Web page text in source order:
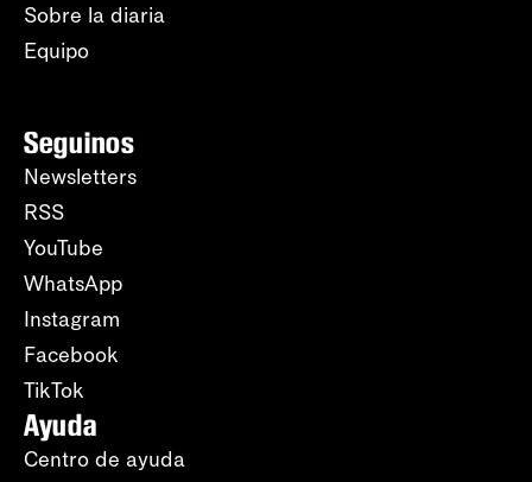
Sobre la diaria
Equipo
Seguinos
Newsletters
RSS
YouTube
WhatsApp
Instagram
Facebook
TikTok
Ayuda
Centro de ayuda